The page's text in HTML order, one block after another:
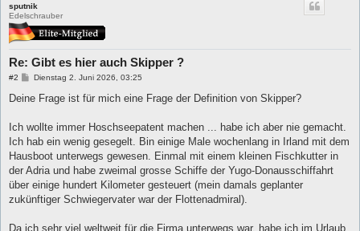
sputnik
Edelschrauber
Re: Gibt es hier auch Skipper ?
#2
B
i
a
Dienstag 2. Juni 2026, 03:25
Deine Frage ist für mich eine Frage der Definition von Skipper?
Ich wollte immer Hoschseepatent machen ... habe ich aber nie gemacht.
Ich hab ein wenig gesegelt. Bin einige Male wochenlang in Irland mit dem
Hausboot unterwegs gewesen. Einmal mit einem kleinen Fischkutter in
der Adria und habe zweimal grosse Schiffe der Yugo-Donausschiffahrt
über einige hundert Kilometer gesteuert (mein damals geplanter
zukünftiger Schwiegervater war der Flottenadmiral).
Da ich sehr viel weltweit für die Firma unterwegs war, habe ich im Urlaub